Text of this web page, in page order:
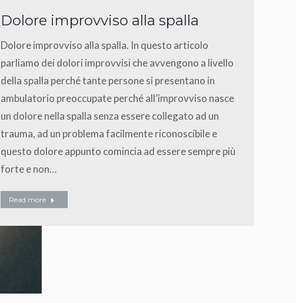
Dolore improvviso alla spalla
Dolore improvviso alla spalla. In questo articolo
parliamo dei dolori improvvisi che avvengono a livello
della spalla perché tante persone si presentano in
ambulatorio preoccupate perché all’improvviso nasce
un dolore nella spalla senza essere collegato ad un
trauma, ad un problema facilmente riconoscibile e
questo dolore appunto comincia ad essere sempre più
forte e non…
Read more